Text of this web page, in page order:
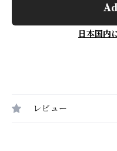
日本国内
レビュー